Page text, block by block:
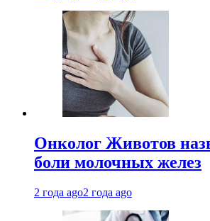
Онколог Животов
боли молочных желез
2 года ago2 года ago